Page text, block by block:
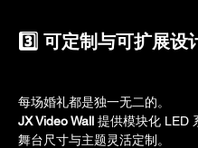
3️⃣ 可定制与可扩展设
每场婚礼都是独一无二的。
JX Video Wall 提供模块化 LED
舞台尺寸与主题灵活定制。